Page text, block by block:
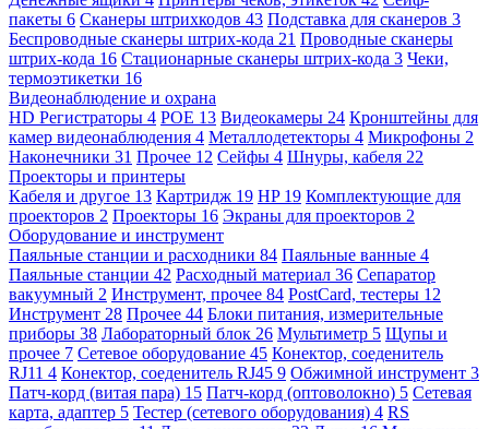
пакеты 6 Сканеры штрихкодов 43 Подставка для сканеров 3
Беспроводные сканеры штрих-кода 21 Проводные сканеры
штрих-кода 16 Стационарные сканеры штрих-кода 3 Чеки,
термоэтикетки 16
Видеонаблюдение и охрана
HD Регистраторы 4 POE 13 Видеокамеры 24 Кронштейны для
камер видеонаблюдения 4 Металлодетекторы 4 Микрофоны 2
Наконечники 31 Прочее 12 Сейфы 4 Шнуры, кабеля 22
Проекторы и принтеры
Кабеля и другое 13 Картридж 19 HP 19 Комплектующие для
проекторов 2 Проекторы 16 Экраны для проекторов 2
Оборудование и инструмент
Паяльные станции и расходники 84 Паяльные ванные 4
Паяльные станции 42 Расходный материал 36 Сепаратор
вакуумный 2 Инструмент, прочее 84 PostCard, тестеры 12
Инструмент 28 Прочее 44 Блоки питания, измерительные
приборы 38 Лабораторный блок 26 Мультиметр 5 Щупы и
прочее 7 Сетевое оборудование 45 Конектор, соеденитель
RJ11 4 Конектор, соеденитель RJ45 9 Обжимной инструмент 3
Патч-корд (витая пара) 15 Патч-корд (оптоволокно) 5 Сетевая
карта, адаптер 5 Тестер (сетевого оборудования) 4 RS